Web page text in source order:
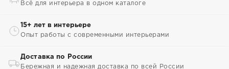
Всё для интерьера в одном каталоге
15+ лет в интерьере
Опыт работы с современными интерьерами
Доставка по России
Бережная и надежная доставка по всей России